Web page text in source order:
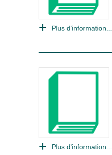
Plus d'information...
Plus d'information...